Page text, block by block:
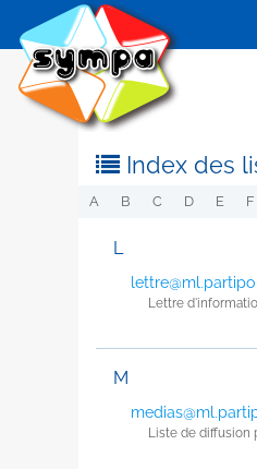
Index des
A B C D E F
L
Lettre
M
Liste de diffusion